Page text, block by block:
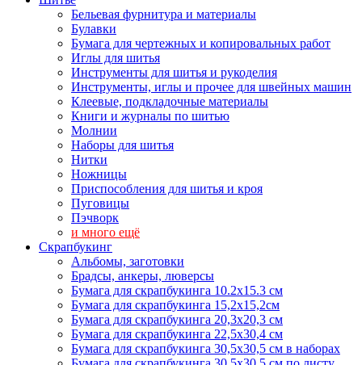
Бельевая фурнитура и материалы
Булавки
Бумага для чертежных и копировальных работ
Иглы для шитья
Инструменты для шитья и рукоделия
Инструменты, иглы и прочее для швейных машин
Клеевые, подкладочные материалы
Книги и журналы по шитью
Молнии
Наборы для шитья
Нитки
Ножницы
Приспособления для шитья и кроя
Пуговицы
Пэчворк
и много ещё
Скрапбукинг
Альбомы, заготовки
Брадсы, анкеры, люверсы
Бумага для скрапбукинга 10.2х15.3 см
Бумага для скрапбукинга 15,2х15,2см
Бумага для скрапбукинга 20,3х20,3 см
Бумага для скрапбукинга 22,5х30,4 см
Бумага для скрапбукинга 30,5х30,5 см в наборах